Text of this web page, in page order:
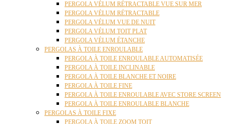
PERGOLA VÉLUM RÉTRACTABLE VUE SUR MER
PERGOLA VÉLUM RÉTRACTABLE
PERGOLA VÉLUM VUE DE NUIT
PERGOLA VÉLUM TOIT PLAT
PERGOLA VÉLUM ÉTANCHE
PERGOLAS À TOILE ENROULABLE
PERGOLA À TOILE ENROULABLE AUTOMATISÉE
PERGOLA À TOILE INCLINABLE
PERGOLA À TOILE BLANCHE ET NOIRE
PERGOLA À TOILE FINE
PERGOLA À TOILE ENROULABLE AVEC STORE SCREEN
PERGOLA À TOILE ENROULABLE BLANCHE
PERGOLAS À TOILE FIXE
PERGOLA À TOILE ZOOM TOIT